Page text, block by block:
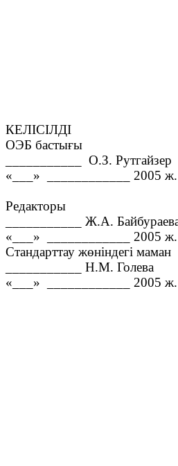
КЕЛІСІЛДІ
ОЭБ бастығы
О.З. Рутгайзер
«___»
____________ 2005 ж.
Редакторы
___________ Ж.А.
«___»
____________ 2005 ж.
Стандарттау жөніндегі маман
___________ Н.М. Голева
«___»
____________ 2005 ж.